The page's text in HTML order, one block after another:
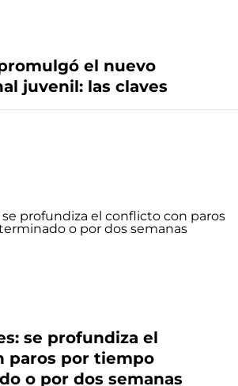
el nuevo
juvenil: las claves
se profundiza el
paros por tiempo
o por dos semanas